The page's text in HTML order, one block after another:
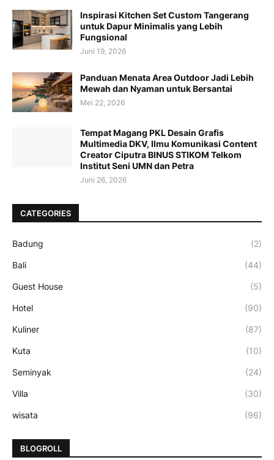
Inspirasi Kitchen Set Custom Tangerang
untuk Dapur Minimalis yang Lebih
Fungsional
Juni 19, 2026
Panduan Menata Area Outdoor Jadi Lebih
Mewah dan Nyaman untuk Bersantai
Mei 22, 2026
Tempat Magang PKL Desain Grafis
Multimedia DKV, Ilmu Komunikasi Content
Creator Ciputra BINUS STIKOM Telkom
Institut Seni UMN dan Petra
Juni 26, 2026
CATEGORIES
Badung (2)
Bali (44)
Guest House (5)
Hotel (90)
Kuliner (87)
Kuta (10)
Seminyak (24)
Villa (30)
wisata (96)
BLOGROLL